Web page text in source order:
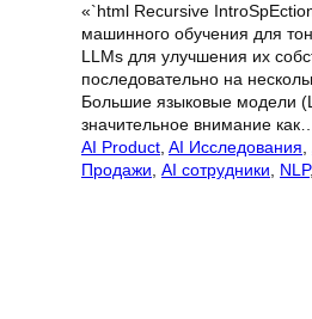
«`html Recursive
машинного обучения для
LLMs для улучшения их
последовательно на
Большие языковые модели
значительное внимание как…
AI Product AI Исследования
Продажи AI сотрудники NLP,